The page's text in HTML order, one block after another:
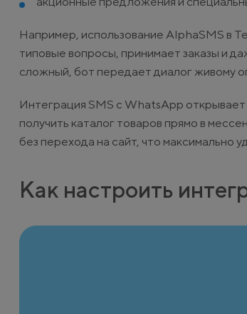
Например, использование AlphaSMS в
типовые вопросы, принимает заказы и
сложный, бот передает диалог живому
Интеграция SMS с WhatsApp
получить каталог товаров прямо в
без перехода на сайт, что максимально
Как настроить